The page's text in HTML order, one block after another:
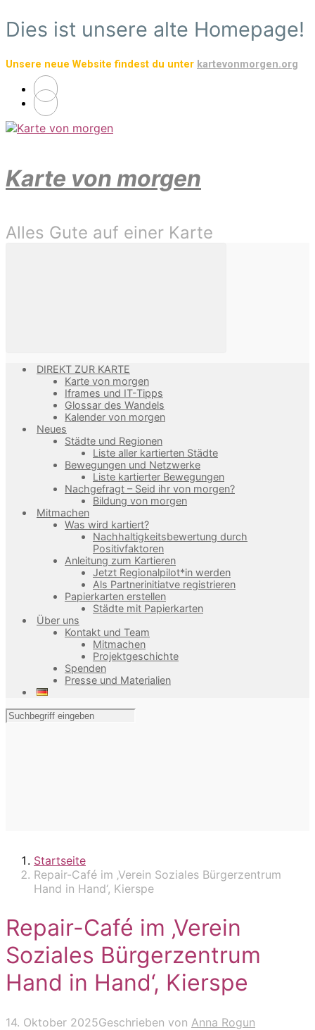
Zum
Hauptinhalt
Dies ist unsere alte Homepage!
Unsere neue Website findest du unter kartevonmorgen.org
Karte von morgen
Alles Gute auf einer Karte
DIREKT ZUR KARTE
Karte von morgen
Iframes und IT-Tipps
Glossar des Wandels
Kalender von morgen
Neues
Städte und Regionen
Liste aller kartierten Städte
Bewegungen und Netzwerke
Liste kartierter Bewegungen
Nachgefragt – Seid ihr von morgen?
Bildung von morgen
Mitmachen
Was wird kartiert?
Nachhaltigkeitsbewertung durch
Positivfaktoren
Anleitung zum Kartieren
Jetzt Regionalpilot*in werden
Als Partnerinitiatve registrieren
Papierkarten erstellen
Städte mit Papierkarten
Über uns
Kontakt und Team
Mitmachen
Projektgeschichte
Spenden
Presse und Materialien
Startseite
Repair-Café im ‚Verein Soziales Bürgerzentrum
Hand in Hand‘, Kierspe
Repair-Café im ‚Verein
Soziales Bürgerzentrum
Hand in Hand‘, Kierspe
14. Oktober 2025Geschrieben von Anna Rogun